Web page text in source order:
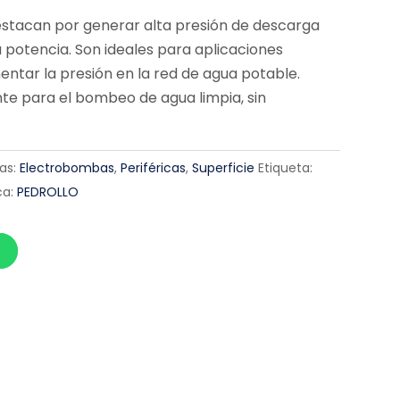
por generar alta presión de descarga
Son ideales para aplicaciones
la presión en la red de agua potable.
para el bombeo de agua limpia, sin
Electrobombas,Periféricas,Superficie Etiqueta:
PEDROLLO